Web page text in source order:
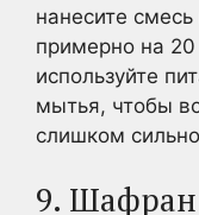
нанесите
примерно на
используйте
мытья, чтобы
слишком
9. Шафран